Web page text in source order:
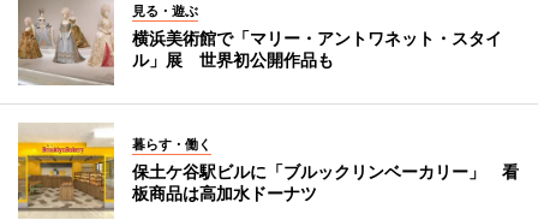
見る・遊ぶ
横浜美術館で「マリー・アントワネット・スタイ
ル」展 世界初公開作品も
暮らす・働く
保土ケ谷駅ビルに「ブルックリンベーカリー」 看
板商品は高加水ドーナツ